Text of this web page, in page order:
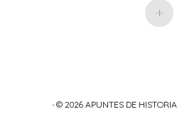
+
· © 2026 APUNTES DE HISTORIA